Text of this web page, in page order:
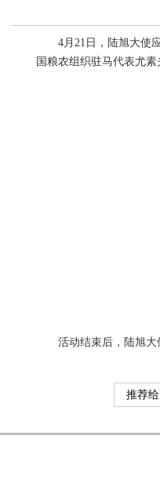
4月21日，陆旭大使
国粮农组织驻马代表尤素
活动结束后，陆旭大
推荐给